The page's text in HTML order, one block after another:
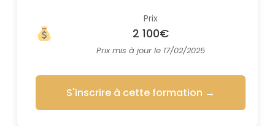
Prix
2 100€
Prix mis à jour le 17/02/2025
S'inscrire à cette formation →